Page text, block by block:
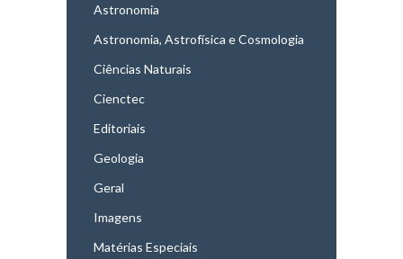
Astronomia
Astronomia, Astrofísica e Cosmologia
Ciências Naturais
Cienctec
Editoriais
Geologia
Geral
Imagens
Matérias Especiais